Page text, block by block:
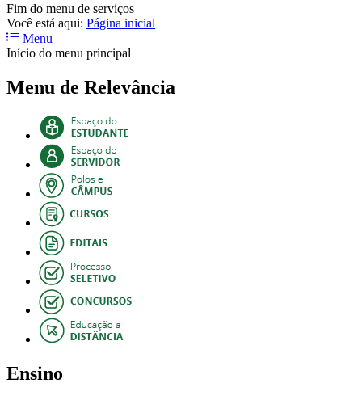
Fim do menu de serviços
Você está aqui: Página inicial
Menu
Início do menu principal
Menu de Relevância
Ensino